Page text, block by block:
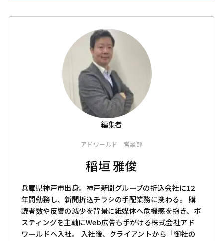
アドワールド 営業部
稲垣 雅俊
兵庫県神戸市出身。神戸新聞グループの折込会社に12
年間勤務し、新聞折込チラシの手配業務に携わる。 購
読者数や反響の減少を背景に紙媒体へ危機感を抱き、ポ
スティングを主軸にWeb広告も手がける株式会社アド
ワールドへ入社。 入社後、クライアントから「御社の